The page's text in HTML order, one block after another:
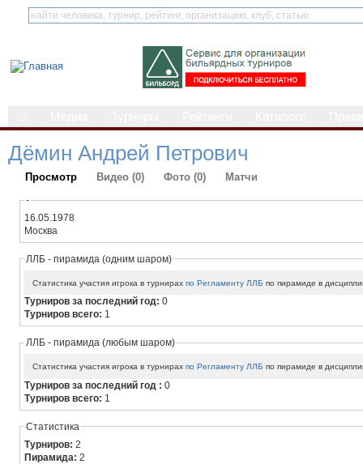
Дёмин Андрей Петрович
Просмотр Видео (0) Фото (0) Матчи
-
16.05.1978
Москва
ЛЛБ - пирамида (одним шаром)
Статистика участия игрока в турнирахпо Регламенту ЛЛБ по пирамиде в
Турниров за последний год:0
Турниров всего: 1
ЛЛБ - пирамида (любым шаром)
Статистика участия игрока в турнирахпо Регламенту ЛЛБ по пирамиде в
Турниров за последний год :0
Турниров всего: 1
Статистика
Турниров:2
Пирамида:2